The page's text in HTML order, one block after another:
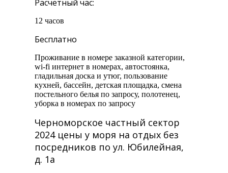
Расчетный час:
12 часов
Бесплатно
Проживание в номере заказной категории,
wi-fi интернет в номерах, автостоянка,
гладильная доска и утюг, пользование
кухней, бассейн, детская площадка, смена
постельного белья по запросу, полотенец,
уборка в номерах по запросу
Черноморское частный сектор
2024 цены у моря на отдых без
посредников по ул. Юбилейная,
д. 1а